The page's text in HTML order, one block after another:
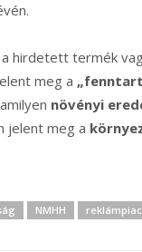
hirdetett termék
meg a
növényi
jelent meg a
NMHH reklámpiac